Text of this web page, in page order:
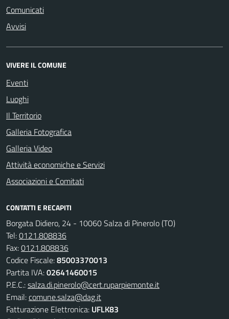
Comunicati
Avvisi
VIVERE IL COMUNE
Eventi
Luoghi
Il Territorio
Galleria Fotografica
Galleria Video
Attività economiche e Servizi
Associazioni e Comitati
CONTATTI E RECAPITI
Borgata Didiero, 24 - 10060 Salza di Pinerolo (TO)
Tel:0121.808836
Fax:0121.808836
Codice Fiscale:85003370013
Partita IVA:02641460015
P.E.C.:salza.di.pinerolo@cert.ruparpiemonte.it
Email:comune.salza@dag.it
Fatturazione Elettronica: UFLK83